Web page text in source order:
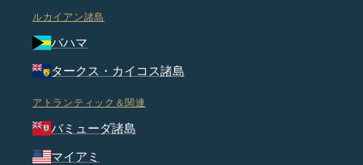
ルカイアン諸島
バハマ
タークス・カイコス諸島
アトランティック＆関連
バミューダ諸島
マイアミ